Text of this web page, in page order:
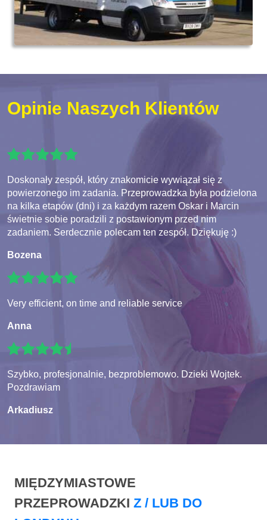
Opinie Naszych Klientów
Doskonały zespół, który znakomicie wywiązał się z
powierzonego im zadania. Przeprowadzka była podzielona
na kilka etapów (dni) i za każdym razem Oskar i Marcin
świetnie sobie poradzili z postawionym przed nim
zadaniem. Serdecznie polecam ten zespół. Dziękuję :)
Bozena
Very efficient, on time and reliable service
Anna
Szybko, profesjonalnie, bezproblemowo. Dzieki Wojtek.
Pozdrawiam
Arkadiusz
MIĘDZYMIASTOWE
PRZEPROWADZKI Z / LUB DO